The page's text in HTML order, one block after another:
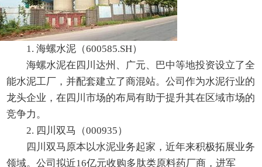
1. 海螺水泥（600585.SH）
海螺水泥在四川达州、广元、巴中等地投资设立了全
能水泥工厂，并配套建立了商混站。公司作为水泥行业的
龙头企业，在四川市场的布局有助于提升其在区域市场的
竞争力。
2. 四川双马（000935）
四川双马原本以水泥业务起家，近年来积极拓展业务
领域。公司拟近16亿元收购多肽类原料药厂商，进军